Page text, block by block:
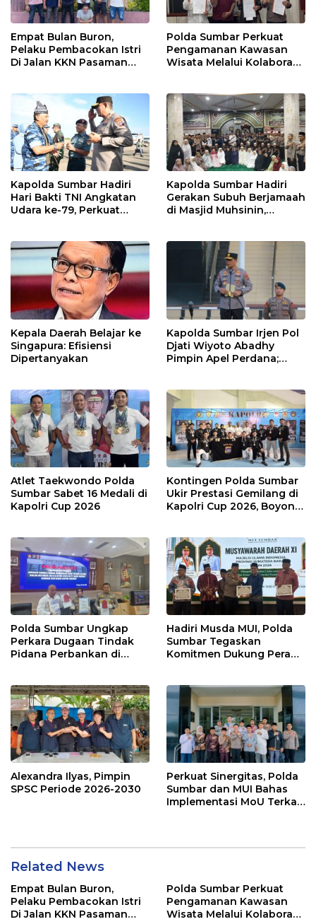
Empat Bulan Buron,
Pelaku Pembacokan Istri
Di Jalan KKN Pasaman
Pasbar Di Provinsi
Sumatera Utara
Polda Sumbar Perkuat
Pengamanan Kawasan
Wisata Melalui Kolaborasi
Kapolda Sumbar Hadiri
Hari Bakti TNI Angkatan
Udara ke-79, Perkuat
Kapolda Sumbar Hadiri
Gerakan Subuh Berjamaah
di Masjid Muhsinin,
Kepala Daerah Belajar ke
Singapura: Efisiensi
Dipertanyakan
Kapolda Sumbar Irjen Pol
Djati Wiyoto Abadhy
Pimpin Apel Perdana;
Atlet Taekwondo Polda
Sumbar Sabet 16 Medali di
Kapolri Cup 2026
Kontingen Polda Sumbar
Ukir Prestasi Gemilang di
Kapolri Cup 2026, Boyong
Polda Sumbar Ungkap
Perkara Dugaan Tindak
Pidana Perbankan di
3 Orang Ditetapkan
Tersangka
Hadiri Musda MUI, Polda
Sumbar Tegaskan
Komitmen Dukung Peran
Alexandra Ilyas, Pimpin
SPSC Periode 2026-2030
Perkuat Sinergitas, Polda
Sumbar dan MUI Bahas
Implementasi MoU Terkait
Related News
Empat Bulan Buron,
Pelaku Pembacokan Istri
Di Jalan KKN Pasaman
Polda Sumbar Perkuat
Pengamanan Kawasan
Wisata Melalui Kolaborasi